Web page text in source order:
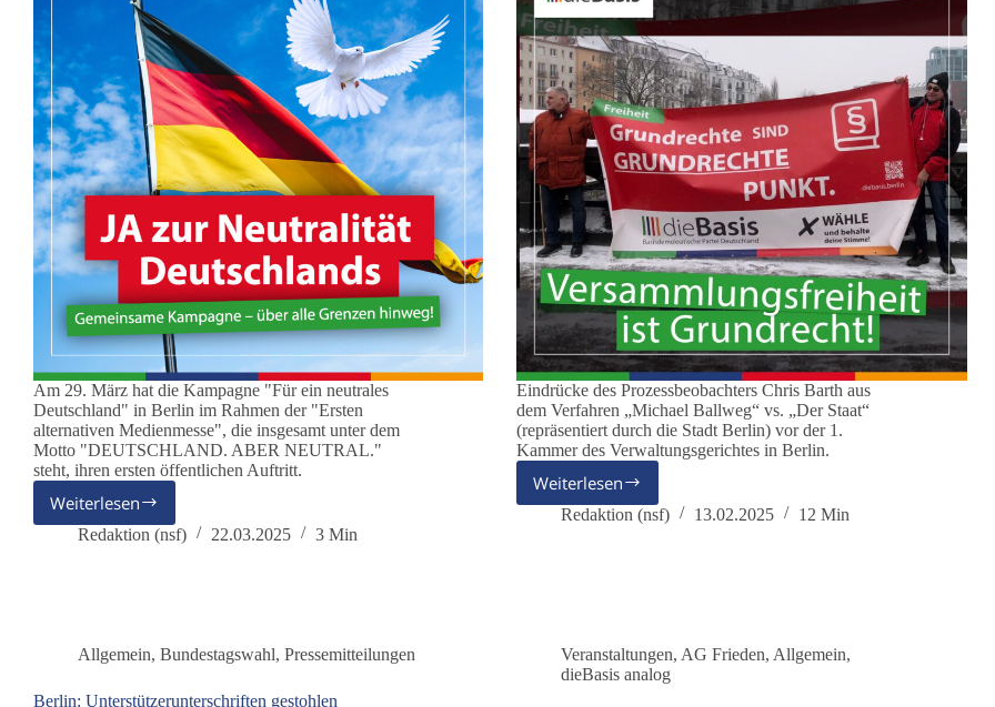
Am 29. März hat die Kampagne "Für ein neutrales
Deutschland" in Berlin im Rahmen der "Ersten
alternativen Medienmesse", die insgesamt unter dem
Motto "DEUTSCHLAND. ABER NEUTRAL."
steht, ihren ersten öffentlichen Auftritt.
Weiterlesen
Auftritt
der
Deutschland“
am
Redaktion (nsf) 22.03.2025 3 Min
Eindrücke des Prozessbeobachters Chris Barth aus
dem Verfahren „Michael Ballweg“ vs. „Der Staat“
(repräsentiert durch die Stadt Berlin) vor der 1.
Kammer des Verwaltungsgerichtes in Berlin.
WeiterlesenVersammlungsfreiheit
ist
Redaktion (nsf) 13.02.2025 12 Min
Allgemein, Bundestagswahl, Pressemitteilungen
Berlin: Unterstützerunterschriften gestohlen
Veranstaltungen, AG Frieden, Allgemein,
dieBasis analog